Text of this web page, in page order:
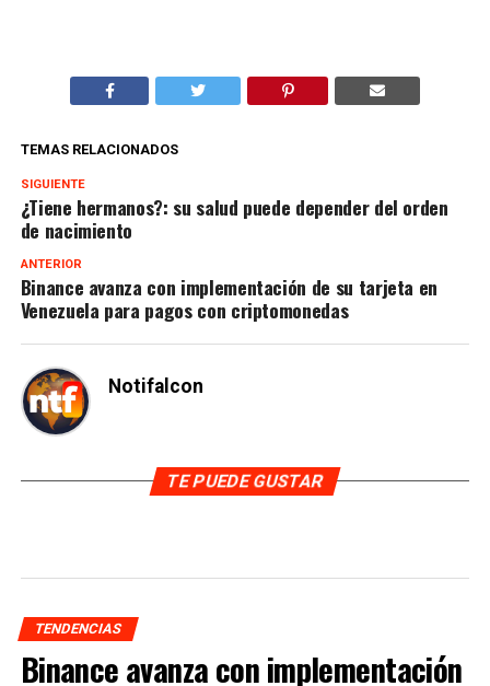
TEMAS RELACIONADOS
SIGUIENTE
¿Tiene hermanos?: su salud puede depender del orden
de nacimiento
ANTERIOR
Binance avanza con implementación de su tarjeta en
Venezuela para pagos con criptomonedas
Notifalcon
TE PUEDE GUSTAR
TENDENCIAS
Binance avanza con implementación